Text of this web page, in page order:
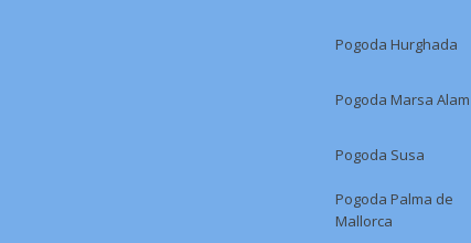
Pogoda Hurghada
Pogoda Marsa Alam
Pogoda Susa
Pogoda Palma de
Mallorca